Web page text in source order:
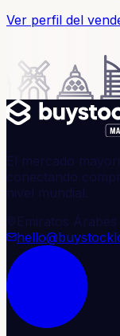
Ver perfil del
El mercado
conectando
nivel mundial.
Emiratos